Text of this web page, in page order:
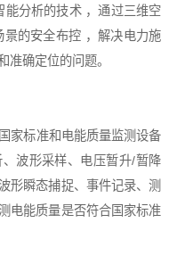
能分析的技术 ，通过三维空
的安全布控 ，解决电力施
准确定位的问题。
家标准和电能质量监测设备
波形采样、电压暂升/暂降
形瞬态捕捉、事件记录、测
电能质量是否符合国家标准